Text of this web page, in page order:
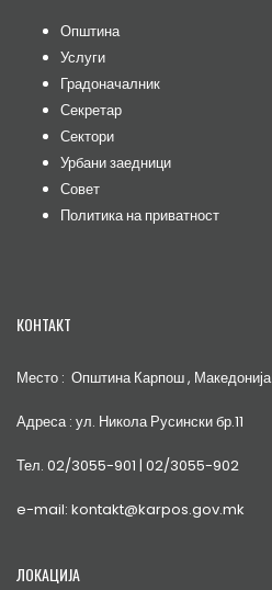
Општина
Услуги
Градоначалник
Секретар
Сектори
Урбани заедници
Совет
Политика на приватност
КОНТАКТ
Место : Општина Карпош , Македонија
Адреса : ул. Никола Русински бр.11
Тел. 02/3055-901 | 02/3055-902
e-mail: kontakt@karpos.gov.mk
ЛОКАЦИЈА